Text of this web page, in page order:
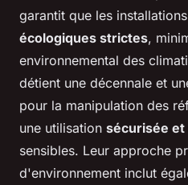
garantit que les
écologiques strictes,
environnemental des
détient une décennale et
pour la manipulation des
une utilisation sécurisée et
sensibles. Leur approche
d'environnement inclut